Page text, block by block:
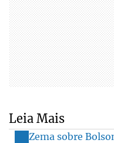
Leia Mais
Zema sobre